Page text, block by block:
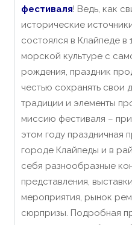
фестиваля! Ведь, как
исторические
состоялся в Клайпеде в
морской культуре с
рождения, праздник
честью сохранять свои
традиции и элементы
миссию фестиваля –
этом году праздничная
городе Клайпеды и в
себя разнообразные
представления,
мероприятия, рынок
сюрпризы. Подробная